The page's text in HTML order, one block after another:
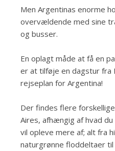
Men Argentinas enorme
overvældende med sine
og busser.
En oplagt måde at få en
er at tilføje en dagstur fra
rejseplan for Argentina!
Der findes flere
Aires, afhængig af hvad
vil opleve mere af; alt fra
naturgrønne floddeltaer